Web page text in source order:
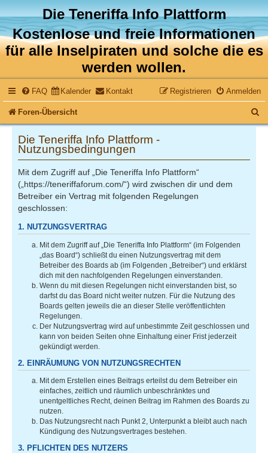
Die Teneriffa Info Plattform
Kostenlose und freie Informationen
für alle Inselpiraten und solche die es
werden wollen.
FAQ Kalender Kontakt Anmelden
Registrieren
Foren-Übersicht
u
Die Teneriffa Info Plattform -
Nutzungsbedingungen
Mit dem Zugriff auf „Die Teneriffa Info Plattform“
(„https://teneriffaforum.com/“) wird zwischen dir und dem
Betreiber ein Vertrag mit folgenden Regelungen
geschlossen:
1. NUTZUNGSVERTRAG
Mit dem Zugriff auf „Die Teneriffa Info Plattform“ (im Folgenden
„das Board“) schließt du einen Nutzungsvertrag mit dem
Betreiber des Boards ab (im Folgenden „Betreiber“) und erklärst
dich mit den nachfolgenden Regelungen einverstanden.
Wenn du mit diesen Regelungen nicht einverstanden bist, so
darfst du das Board nicht weiter nutzen. Für die Nutzung des
Boards gelten jeweils die an dieser Stelle veröffentlichten
Regelungen.
Der Nutzungsvertrag wird auf unbestimmte Zeit geschlossen und
kann von beiden Seiten ohne Einhaltung einer Frist jederzeit
gekündigt werden.
2. EINRÄUMUNG VON NUTZUNGSRECHTEN
Mit dem Erstellen eines Beitrags erteilst du dem Betreiber ein
einfaches, zeitlich und räumlich unbeschränktes und
unentgeltliches Recht, deinen Beitrag im Rahmen des Boards zu
nutzen.
Das Nutzungsrecht nach Punkt 2, Unterpunkt a bleibt auch nach
Kündigung des Nutzungsvertrages bestehen.
3. PFLICHTEN DES NUTZERS